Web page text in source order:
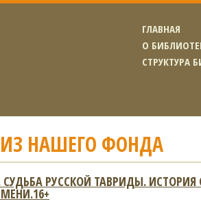
ГЛАВНАЯ
О
СТРУКТУРА
НАШЕГО ФОНДА
СУДЬБА РУССКОЙ ТАВРИДЫ.